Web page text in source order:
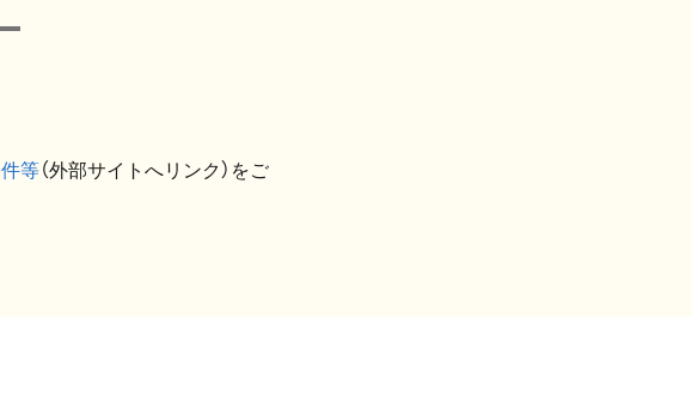
等（外部サイトへリンク）をご